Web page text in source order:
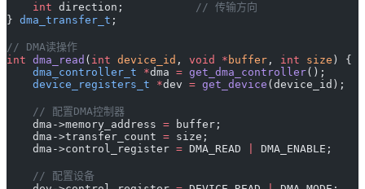
    int
direction;
           // 传输方向
} dma_transfer_t ;
// DMA读操作
int dma_read ( int device_id , void * buffer , int size ) {
    dma_controller_t
*dma = get_dma_controller();
    device_registers_t
*dev = get_device (device_id);
    // 配置DMA控制器
    dma->memory_address
= buffer;
    dma->transfer_count
= size;
    dma->control_register
= DMA_READ DMA_ENABLE;
    // 配置设备